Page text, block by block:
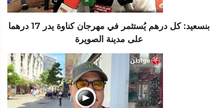
بنسعيد: كل درهم يُستثمر في مهرجان كناوة يدر 17 درهما
على مدينة الصويرة